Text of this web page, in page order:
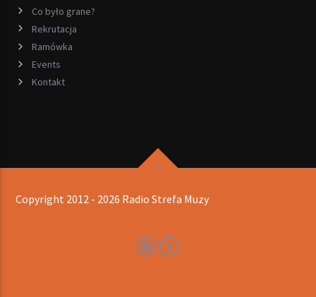
Co było grane?
Rekrutacja
Ramówka
Events
Kontakt
Copyright 2012 - 2026 Radio Strefa Muzy